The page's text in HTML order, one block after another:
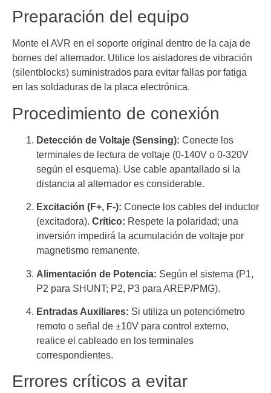
Preparación del equipo
Monte el AVR en el soporte original dentro de la caja de
bornes del alternador. Utilice los aisladores de vibración
(silentblocks) suministrados para evitar fallas por fatiga
en las soldaduras de la placa electrónica.
Procedimiento de conexión
Detección de Voltaje (Sensing): Conecte los
terminales de lectura de voltaje (0-140V o 0-320V
según el esquema). Use cable apantallado si la
distancia al alternador es considerable.
Excitación (F+, F-): Conecte los cables del inductor
(excitadora). Crítico: Respete la polaridad; una
inversión impedirá la acumulación de voltaje por
magnetismo remanente.
Alimentación de Potencia: Según el sistema (P1,
P2 para SHUNT; P2, P3 para AREP/PMG).
Entradas Auxiliares: Si utiliza un potenciómetro
remoto o señal de ±10V para control externo,
realice el cableado en los terminales
correspondientes.
Errores críticos a evitar